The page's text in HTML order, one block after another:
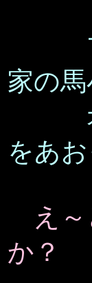
家の
オ
をあお
え～
か？